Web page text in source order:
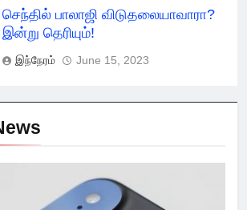
செந்தில் பாலாஜி விடுதலையாவாரா?
இன்று தெரியும்!
இந்நேரம் June 15, 2023